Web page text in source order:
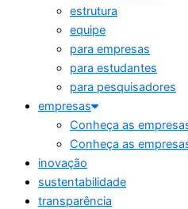
estrutura
equipe
para empresas
para estudantes
para pesquisadores
empresas
Conheça as
Conheça as
inovação
sustentabilidade
transparência